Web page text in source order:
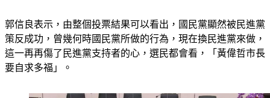
郭信良表示，由整個投票結果可以看出，國民黨顯然被民進黨
策反成功，曾幾何時國民黨所做的行為，現在換民進黨來做，
這一再再傷了民進黨支持者的心，選民都會看，「黃偉哲市長
要自求多福」。